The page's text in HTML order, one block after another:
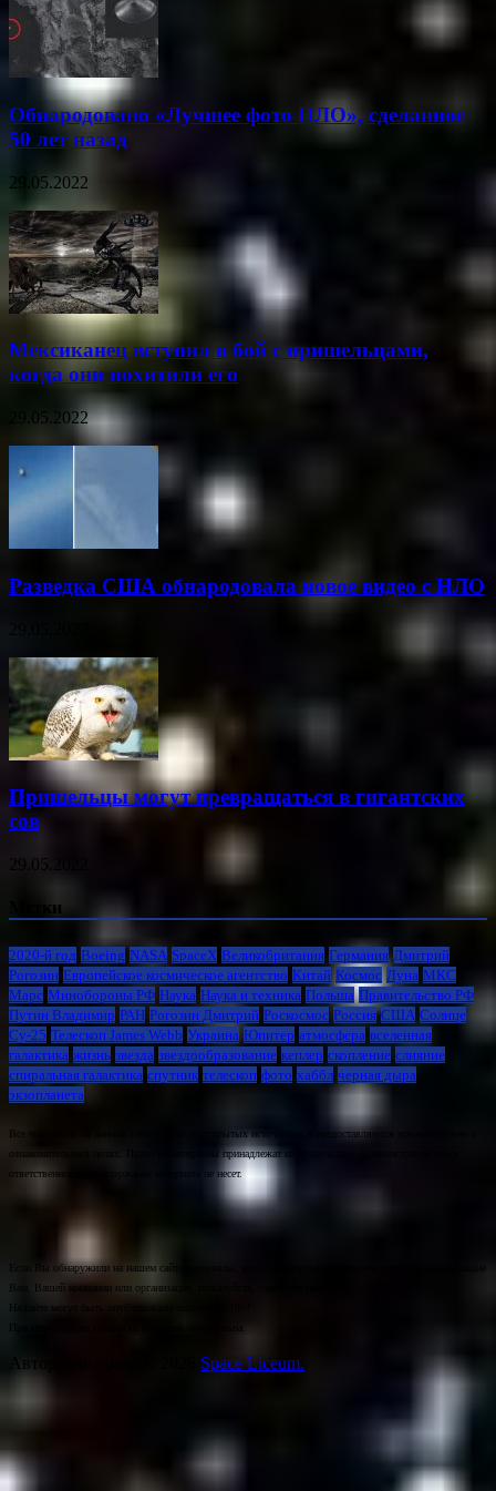
Обнародовано «Лучшее фото НЛО», сделанное
50 лет назад
29.05.2022
Мексиканец вступил в бой с пришельцами,
когда они похитили его
29.05.2022
Разведка США обнародовала новое видео с НЛО
Пришельцы могут превращаться в гигантских
сов
29.05.2022
Метки
2020-й год Boeing NASA SpaceX Великобритания Германия Дмитрий
Рогозин Европейское космическое агентство Китай Космос Луна МКС
Марс Минoбороны РФ Наука Наука и техника Польша Правительство РФ
Путин Владимир РАН Рогозин Дмитрий Роскосмос Россия США Солнце
Су-25 Телескоп James Webb Украина Юпитер атмосфера вселенная
галактика жизнь звезда звездообразование кеплер скопление слияние
спиральная галактика спутник телескоп фото хаббл черная дыра
экзопланета
Все материалы на данном сайте взяты из открытых источников и предоставляются исключительно в
ознакомительных целях. Права на материалы принадлежат их владельцам. Администрация сайта
ответственности за содержание материала не несет.
Если Вы обнаружили на нашем сайте материалы, которые нарушают авторские права, принадлежащие
Вам, Вашей компании или организации, пожалуйста, сообщите нам.
На сайте могут быть опубликованы материалы 18+!
Space Liceum.